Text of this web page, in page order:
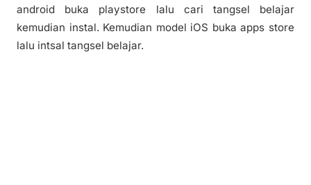
android buka playstore lalu cari tangsel belajar
kemudian instal. Kemudian model iOS buka apps store
lalu intsal tangsel belajar.